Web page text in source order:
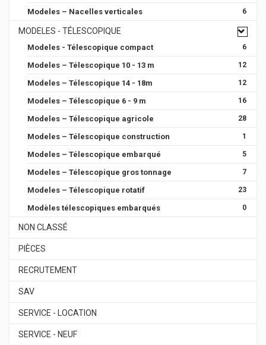
Modeles – Nacelles verticales 6
MODELES - TÉLESCOPIQUE
Modeles - Télescopique compact 6
Modeles – Télescopique 10 - 13 m 12
Modeles – Télescopique 14 - 18m 12
Modeles – Télescopique 6 - 9 m 16
Modeles – Télescopique agricole 28
Modeles – Télescopique construction 1
Modeles – Télescopique embarqué 5
Modeles – Télescopique gros tonnage 7
Modeles – Télescopique rotatif 23
Modèles télescopiques embarqués 0
NON CLASSÉ
PIÈCES
RECRUTEMENT
SAV
SERVICE - LOCATION
SERVICE - NEUF